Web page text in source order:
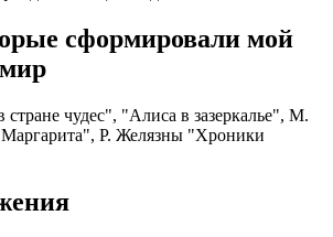
сформировали мой
чудес", "Алиса в зазеркалье", М.
Р. Желязны "Хроники